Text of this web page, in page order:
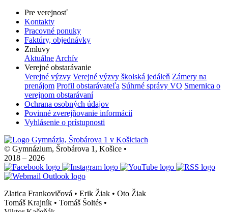
Pre verejnosť
Kontakty
Pracovné ponuky
Faktúry, objednávky
Zmluvy
Aktuálne Archív
Verejné obstarávanie
Verejné výzvy Verejné výzvy školská jedáleň Zámery na
prenájom Profil obstarávateľa Súhrné správy VO Smernica o
verejnom obstarávaní
Ochrana osobných údajov
Povinné zverejňovanie informácií
Vyhlásenie o prístupnosti
© Gymnázium, Šrobárova 1, Košice •
2018 – 2026
Zlatica Frankovičová • Erik Žiak • Oto Žiak
Tomáš Krajník • Tomáš Šoltés •